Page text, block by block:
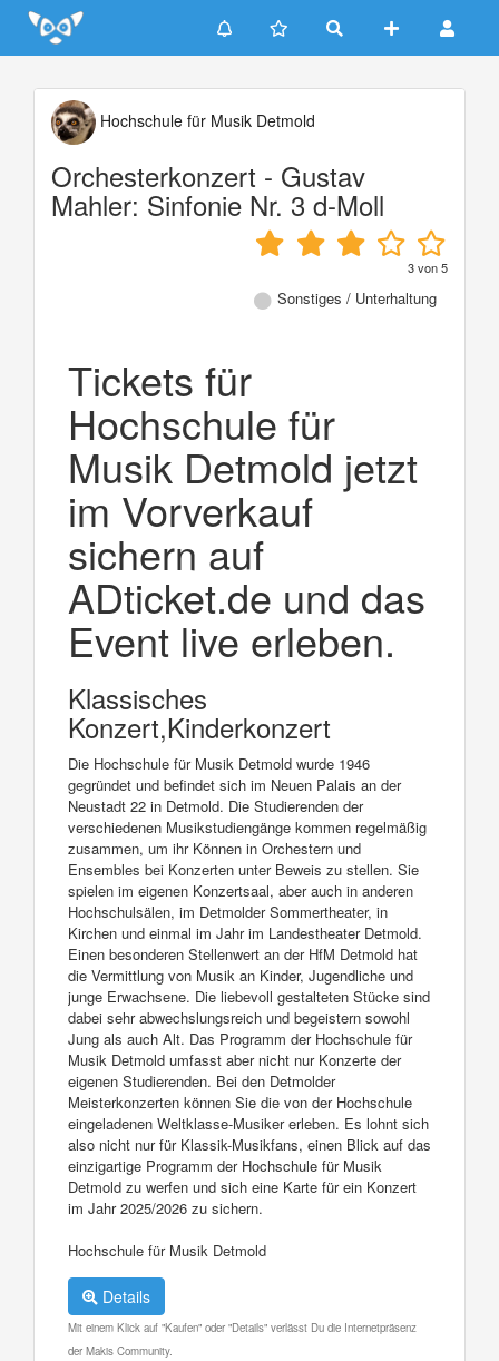
Update cookies preferences
Hochschule für Musik Detmold
Orchesterkonzert - Gustav
Mahler: Sinfonie Nr. 3 d-Moll
3von5
Sonstiges / Unterhaltung
Tickets für
Hochschule für
Musik Detmold jetzt
im Vorverkauf
sichern auf
ADticket.de und das
Event live erleben.
Klassisches
Konzert,Kinderkonzert
Die Hochschule für Musik Detmold wurde 1946
gegründet und befindet sich im Neuen Palais an der
Neustadt 22 in Detmold. Die Studierenden der
verschiedenen Musikstudiengänge kommen regelmäßig
zusammen, um ihr Können in Orchestern und
Ensembles bei Konzerten unter Beweis zu stellen. Sie
spielen im eigenen Konzertsaal, aber auch in anderen
Hochschulsälen, im Detmolder Sommertheater, in
Kirchen und einmal im Jahr im Landestheater Detmold.
Einen besonderen Stellenwert an der HfM Detmold hat
die Vermittlung von Musik an Kinder, Jugendliche und
junge Erwachsene. Die liebevoll gestalteten Stücke sind
dabei sehr abwechslungsreich und begeistern sowohl
Jung als auch Alt. Das Programm der Hochschule für
Musik Detmold umfasst aber nicht nur Konzerte der
eigenen Studierenden. Bei den Detmolder
Meisterkonzerten können Sie die von der Hochschule
eingeladenen Weltklasse-Musiker erleben. Es lohnt sich
also nicht nur für Klassik-Musikfans, einen Blick auf das
einzigartige Programm der Hochschule für Musik
Detmold zu werfen und sich eine Karte für ein Konzert
im Jahr 2025/2026 zu sichern.
Hochschule für Musik Detmold
Details
Mit einem Klick auf "Kaufen" oder "Details" verlässt Du die Internetpräsenz
der Makis Community.